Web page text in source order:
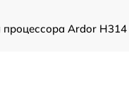
Ardor H314